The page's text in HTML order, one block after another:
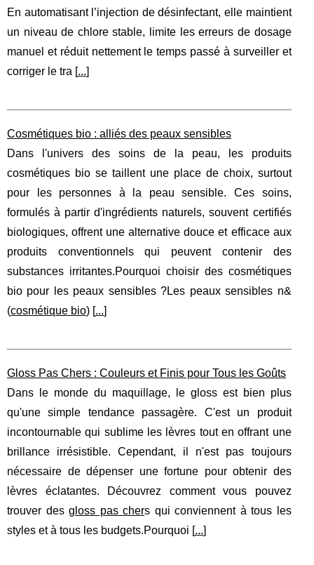
En automatisant l’injection de désinfectant, elle maintient
un niveau de chlore stable, limite les erreurs de dosage
manuel et réduit nettement le temps passé à surveiller et
corriger le tra [...]
Cosmétiques bio : alliés des peaux sensibles
Dans l'univers des soins de la peau, les produits
cosmétiques bio se taillent une place de choix, surtout
pour les personnes à la peau sensible. Ces soins,
formulés à partir d'ingrédients naturels, souvent certifiés
biologiques, offrent une alternative douce et efficace aux
produits conventionnels qui peuvent contenir des
substances irritantes.Pourquoi choisir des cosmétiques
bio pour les peaux sensibles ?Les peaux sensibles n&
(cosmétique bio) [...]
Gloss Pas Chers : Couleurs et Finis pour Tous les Goûts
Dans le monde du maquillage, le gloss est bien plus
qu'une simple tendance passagère. C'est un produit
incontournable qui sublime les lèvres tout en offrant une
brillance irrésistible. Cependant, il n'est pas toujours
nécessaire de dépenser une fortune pour obtenir des
lèvres éclatantes. Découvrez comment vous pouvez
trouver desgloss pas chers qui conviennent à tous les
styles et à tous les budgets.Pourquoi [...]